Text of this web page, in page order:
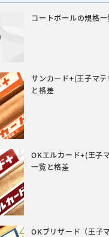
コートボールの規格
サンカード+(王子マ
と格差
OKエルカード+(王子
一覧と格差
OKブリザード（王子